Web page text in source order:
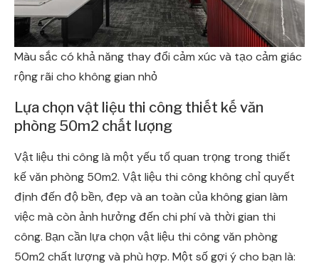
Màu sắc có khả năng thay đổi cảm xúc và tạo cảm giác
rộng rãi cho không gian nhỏ
Lựa chọn vật liệu thi công thiết kế văn
phòng 50m2 chất lượng
Vật liệu thi công là một yếu tố quan trọng trong thiết
kế văn phòng 50m2. Vật liệu thi công không chỉ quyết
định đến độ bền, đẹp và an toàn của không gian làm
việc mà còn ảnh hưởng đến chi phí và thời gian thi
công. Bạn cần lựa chọn vật liệu thi công văn phòng
50m2 chất lượng và phù hợp. Một số gợi ý cho bạn là: